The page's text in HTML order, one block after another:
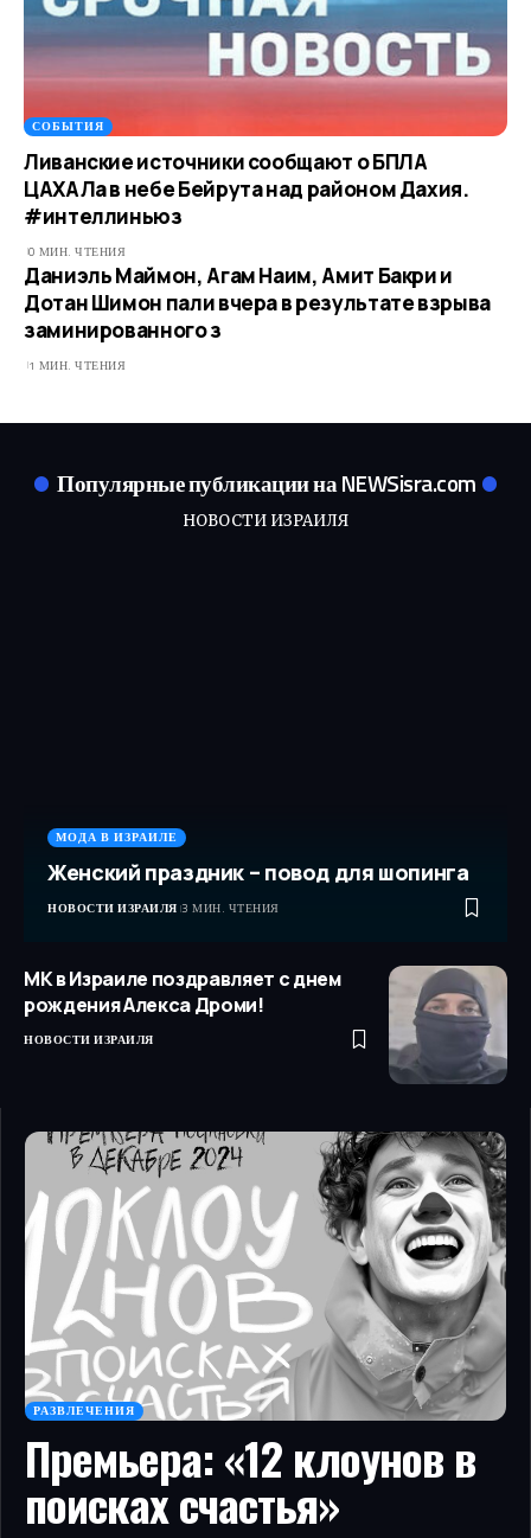
СОБЫТИЯ
Ливанские источники сообщают о БПЛА
ЦАХАЛа в небе Бейрута над районом Дахия.
#интеллиньюз
0 МИН. ЧТЕНИЯ
Даниэль Маймон, Агам Наим, Амит Бакри и
Дотан Шимон пали вчера в результате взрыва
заминированного з
1 МИН. ЧТЕНИЯ
Популярные публикации на NEWSisra.com
НОВОСТИ ИЗРАИЛЯ
МОДА В ИЗРАИЛЕ
Женский праздник – повод для шопинга
НОВОСТИ ИЗРАИЛЯ 3 МИН. ЧТЕНИЯ
МК в Израиле поздравляет с днем
рождения Алекса Дроми!
НОВОСТИ ИЗРАИЛЯ
РАЗВЛЕЧЕНИЯ
Премьера: «12 клоунов в
поисках счастья»